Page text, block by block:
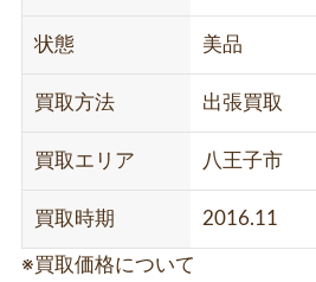
状態 美品
買取方法 出張買取
買取エリア 八王子市
買取時期 2016.11
※買取価格について